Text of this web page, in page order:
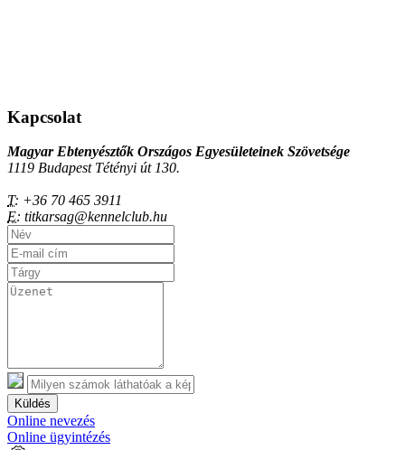
Kapcsolat
Magyar Ebtenyésztők Országos Egyesületeinek Szövetsége
1119 Budapest Tétényi út 130.
T: +36 70 465 3911
E: titkarsag@kennelclub.hu
Küldés
Online nevezés
Online ügyintézés